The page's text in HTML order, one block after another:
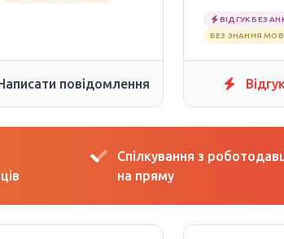
повідомлення
ВІДГУК БЕЗ
БЕЗ ЗНАННЯ
Спілкування з
на пряму